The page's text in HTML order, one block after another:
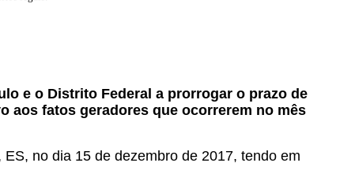
e o Distrito Federal a prorrogar o prazo de
aos fatos geradores que ocorrerem no mês
no dia 15 de dezembro de 2017, tendo em